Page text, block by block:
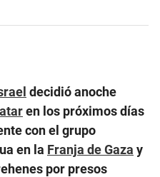
decidió anoche
en los próximos días
con el grupo
en la Franja de Gaza y
por presos